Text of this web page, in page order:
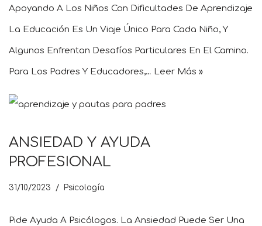
Apoyando A Los Niños Con Dificultades De Aprendizaje
La Educación Es Un Viaje Único Para Cada Niño, Y
Algunos Enfrentan Desafíos Particulares En El Camino.
Para Los Padres Y Educadores,… Leer Más »
ANSIEDAD Y AYUDA
PROFESIONAL
31/10/2023 Psicología
Pide Ayuda A Psicólogos. La Ansiedad Puede Ser Una